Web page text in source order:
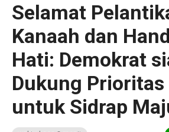
Selamat
Kanaah dan
Hati: Demokrat
Dukung
untuk Sidrap